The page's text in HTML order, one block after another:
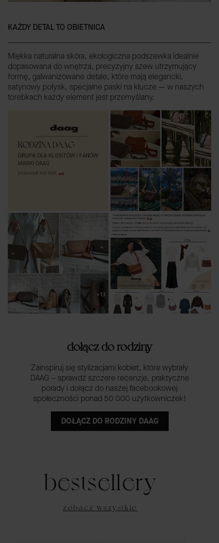
KAŻDY DETAL TO OBIETNICA
Miękka naturalna skóra, ekologiczna podszewka idealnie
dopasowana do wnętrza, precyzyjny szew utrzymujący
formę, galwanizowane detale, które mają elegancki,
satynowy połysk, specjalne paski na klucze — w naszych
torebkach każdy element jest przemyślany.
dołącz do rodziny
Zainspiruj się stylizacjami kobiet, które wybrały
DAAG – sprawdź szczere recenzje, praktyczne
porady i dołącz do naszej facebookowej
społeczności ponad 50 000 użytkowniczek!
DOŁĄCZ DO RODZINY DAAG
bestsellery
zobacz wszystkie